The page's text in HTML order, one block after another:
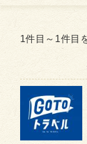
1件目～1件目
客室
別館シ
館内施設